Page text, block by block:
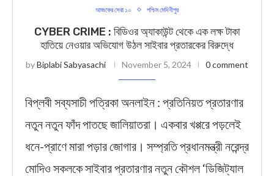
আজকের সেরা ১০ পশ্চিম মেদিনীপুর
CYBER CRIME : বিডিওর অ্যাকাউন্ট থেকে এক লক্ষ টাকা
হাতিয়ে নেওয়ার অভিযোগ উঠল সাইবার প্রতারকের বিরুদ্ধে
byBiplabi Sabyasachi November 5, 2024 0 comment
বিপ্লবী সব্যসাচী পত্রিকা অনলাইন : প্রতিনিয়ত প্রতারণার
নতুন নতুন ফাঁদ পাতছে জালিয়াতরা। একবার খপ্পরে পড়লেই
ধনে-প্রাণে মারা পড়ার জোগার। সম্প্রতি প্রধানমন্ত্রী নরেন্দ্র
মোদিও সকলকে সাইবার প্রতারণার নতুন কৌশল ‘ডিজিট্যাল